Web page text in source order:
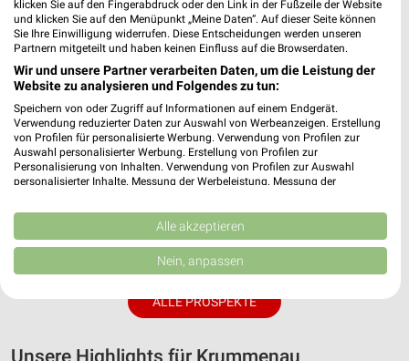
17 km
Angebote ab 03.08.
ALLE PROSPEKTE
klicken Sie auf den Fingerabdruck oder den Link in der Fußzeile der Website
und klicken Sie auf den Menüpunkt „Meine Daten“. Auf dieser Seite können
Sie Ihre Einwilligung widerrufen. Diese Entscheidungen werden unseren
Partnern mitgeteilt und haben keinen Einfluss auf die Browserdaten.
Wir und unsere Partner verarbeiten Daten, um die Leistung der
Website zu analysieren und Folgendes zu tun:
Speichern von oder Zugriff auf Informationen auf einem Endgerät.
Verwendung reduzierter Daten zur Auswahl von Werbeanzeigen. Erstellung
von Profilen für personalisierte Werbung. Verwendung von Profilen zur
Auswahl personalisierter Werbung. Erstellung von Profilen zur
Personalisierung von Inhalten. Verwendung von Profilen zur Auswahl
personalisierter Inhalte. Messung der Werbeleistung. Messung der
Kombinationen von Daten aus verschiedenen Quellen. Entwicklung und
Verbesserung der Angebote. Verwendung reduzierter Daten zur Auswahl
von Inhalten.
Daten können außerhalb der Europäischen Union weitergegeben und in die
Website/App.
Wir nutzen Ihre Daten für folgende Zwecke:
Alle akzeptieren
Nein, anpassen